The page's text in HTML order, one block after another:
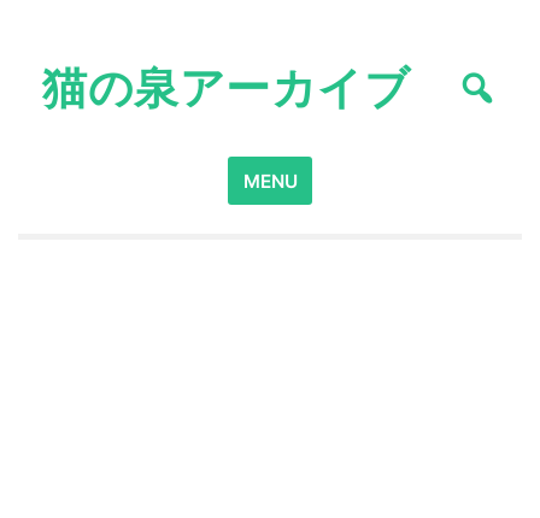
content猫の泉アーカイブ
Search
for:
MENU